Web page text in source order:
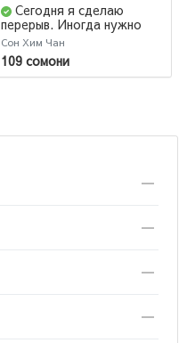
Сегодня я сделаю
перерыв. Иногда нужно
остановиться, заглянуть в
себя и понять, чего
хочется на самом деле
Сон Хим Чан
109 сомони